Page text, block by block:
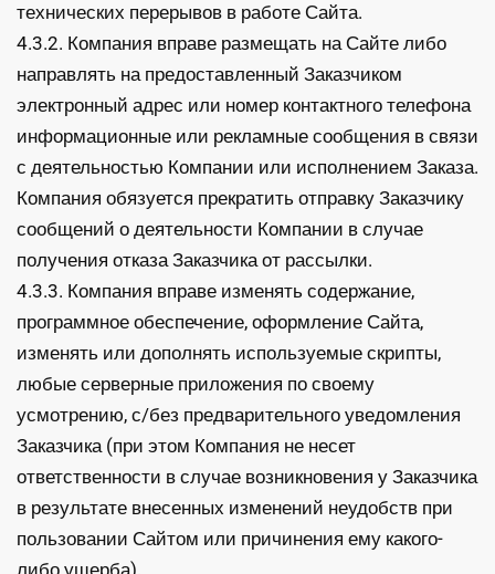
технических перерывов в работе Сайта.
4.3.2. Компания вправе размещать на Сайте либо
направлять на предоставленный Заказчиком
электронный адрес или номер контактного телефона
информационные или рекламные сообщения в связи
с деятельностью Компании или исполнением Заказа.
Компания обязуется прекратить отправку Заказчику
сообщений о деятельности Компании в случае
получения отказа Заказчика от рассылки.
4.3.3. Компания вправе изменять содержание,
программное обеспечение, оформление Сайта,
изменять или дополнять используемые скрипты,
любые серверные приложения по своему
усмотрению, с/без предварительного уведомления
Заказчика (при этом Компания не несет
ответственности в случае возникновения у Заказчика
в результате внесенных изменений неудобств при
пользовании Сайтом или причинения ему какого-